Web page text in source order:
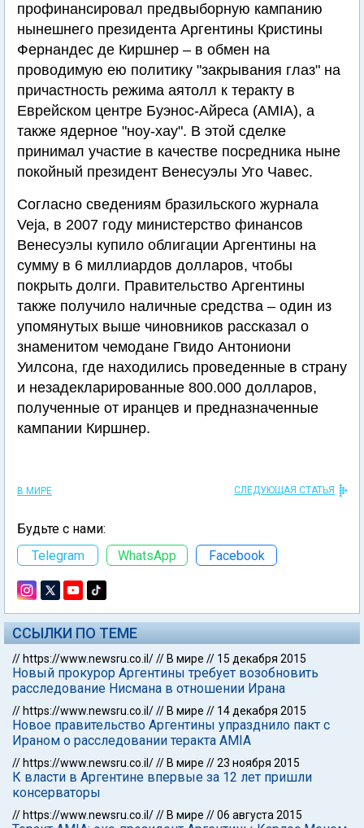
профинансировал предвыборную кампанию
нынешнего президента Аргентины Кристины
Фернандес де Киршнер – в обмен на
проводимую ею политику "закрывания глаз" на
причастность режима аятолл к теракту в
Еврейском центре Буэнос-Айреса (AMIA), а
также ядерное "ноу-хау". В этой сделке
принимал участие в качестве посредника ныне
покойный президент Венесуэлы Уго Чавес.
Согласно сведениям бразильского журнала
Veja, в 2007 году министерство финансов
Венесуэлы купило облигации Аргентины на
сумму в 6 миллиардов долларов, чтобы
покрыть долги. Правительство Аргентины
также получило наличные средства – один из
упомянутых выше чиновников рассказал о
знаменитом чемодане Гвидо Антониони
Уилсона, где находились проведенные в страну
и незадекларированные 800.000 долларов,
полученные от иранцев и предназначенные
кампании Киршнер.
В МИРЕ СЛЕДУЮЩАЯ СТАТЬЯ
Будьте с нами:
Telegram
WhatsApp Facebook
ССЫЛКИ ПО ТЕМЕ
// https://www.newsru.co.il/// В мире // 15 декабря 2015
Новый прокурор Аргентины требует возобновить
расследование Нисмана в отношении Ирана
// https://www.newsru.co.il/// В мире // 14 декабря 2015
Новое правительство Аргентины упразднило пакт с
Ираном о расследовании теракта AMIA
// https://www.newsru.co.il/// В мире //23 ноября 2015
К власти в Аргентине впервые за 12 лет пришли
консерваторы
// https://www.newsru.co.il/// В мире //06 августа 2015